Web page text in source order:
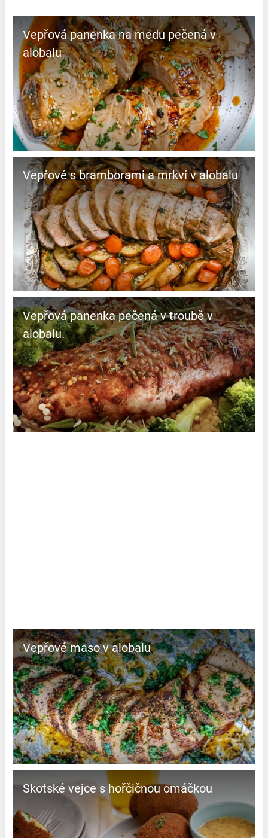
Vepřová panenka na medu pečená v
alobalu
Vepřové s bramborami a mrkví v alobalu
Vepřová panenka pečená v troubě v
alobalu.
Vepřové maso v alobalu
Skotské vejce s hořčičnou omáčkou